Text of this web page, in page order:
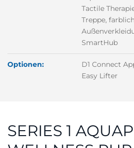
Tactile
Treppe,
SmartHub
Optionen:
D1 Connect
Easy Lifter
SERIES 1